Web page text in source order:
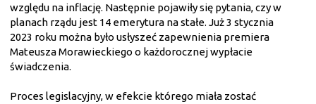
względu na inflację. Następnie pojawiły się pytania, czy w
planach rządu jest 14 emerytura na stałe. Już 3 stycznia
2023 roku można było usłyszeć zapewnienia premiera
Mateusza Morawieckiego o każdorocznej wypłacie
świadczenia.
Proces legislacyjny, w efekcie którego miała zostać